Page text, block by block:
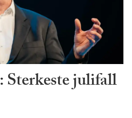
Sterkeste julifall